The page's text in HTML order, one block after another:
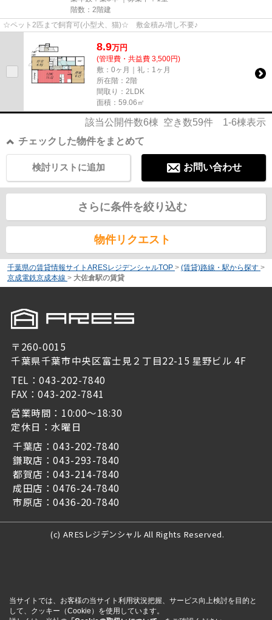
階数：2階建
☆ペット2匹まで飼育可(小型犬、猫)☆ 敷金積み増し不要♪
8.9万円
(管理費・共益費 3,500円)
敷：0ヶ月｜礼：1ヶ月
所在階：2階
間取り：2LDK
面積：59.06㎡
該当公開件数6棟 空き数59件 1-6棟表示
チェックした物件をまとめて
お問い合わせ
検討リストに追加
さらに条件を絞り込む
物件リクエスト
千葉県の賃貸情報サイトARESレジデンシャルTOP > (賃貸)路線・駅から探す >
京成電鉄京成本線 > 大佐倉駅の賃貸
〒260-0015
千葉県千葉市中央区富士見２丁目22-15 星野ビル 4F
TEL：043-202-7840
FAX：043-202-7841
営業時間：10:00～18:30
定休日：水曜日
千葉店：043-202-7840
鎌取店：043-293-7840
都賀店：043-214-7840
成田店：0476-24-7840
市原店：0436-20-7840
(c) ARESレジデンシャル All Rights Reserved.
当サイトでは、お客様の当サイト利用状況把握、サービス向上検討を目的と
して、クッキー（Cookie）を使用しています。